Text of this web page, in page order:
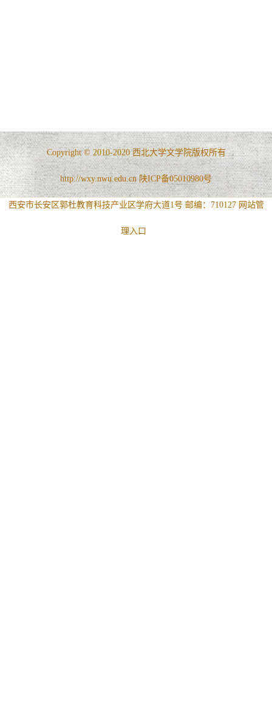
Copyright © 2010-2020 西北大学文学院版权所有
http://wxy.nwu.edu.cn 陕ICP备05010980号
西安市长安区郭杜教育科技产业区学府大道1号 邮编：710127 网站管
理入口